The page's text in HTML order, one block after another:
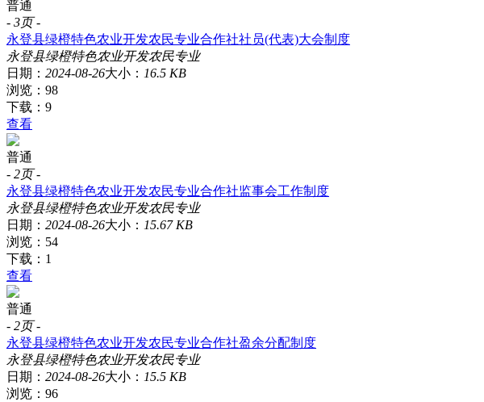
普通
- 3页-
永登县绿橙特色农业开发农民专业合作社社员(代表)大会制度
永登县绿橙特色农业开发农民专业
日期： 2024-08-26大小： 16.5 KB
浏览：98
下载：9
查看
普通
- 2页-
永登县绿橙特色农业开发农民专业合作社监事会工作制度
永登县绿橙特色农业开发农民专业
日期： 2024-08-26大小： 15.67 KB
浏览：54
下载：1
查看
普通
- 2页-
永登县绿橙特色农业开发农民专业合作社盈余分配制度
永登县绿橙特色农业开发农民专业
日期： 2024-08-26大小： 15.5 KB
浏览：96